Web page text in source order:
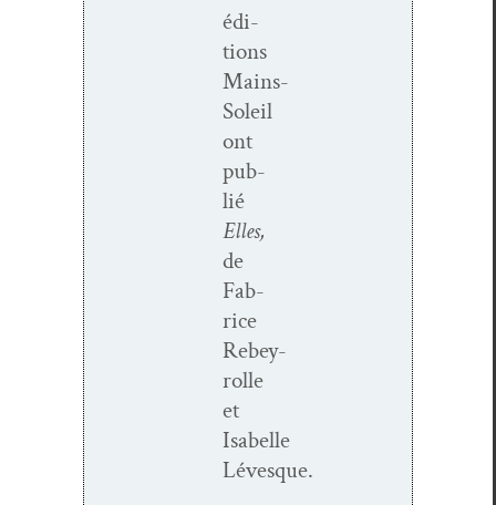
édi­
tions
Mains-
Soleil
ont
pub­
lié
Elles,
de
Fab­
rice
Rebey­
rolle
et
Isabelle
Lévesque.